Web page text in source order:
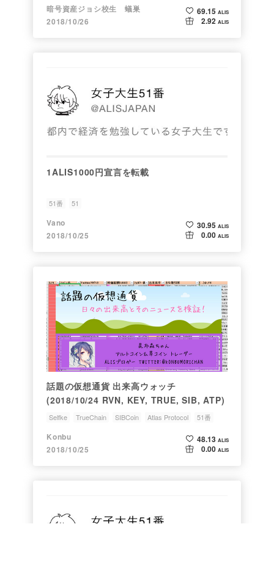
暗号資産ジョシ校生 蟻巣
2018/10/26
69.15 ALIS
2.92 ALIS
1ALIS1000円宣言を転載
51番 51
Vano
2018/10/25
30.95 ALIS
0.00 ALIS
話題の仮想通貨 出来高ウォッチ
(2018/10/24 RVN, KEY, TRUE, SIB, ATP)
Selfke TrueChain SIBCoin Atlas Protocol 51番
Konbu
2018/10/25
48.13 ALIS
0.00 ALIS